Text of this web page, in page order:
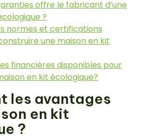
offre le fabricant d’une
?
normes et certifications
une maison en kit
financières disponibles pour
en kit écologique?
les avantages
en kit
?